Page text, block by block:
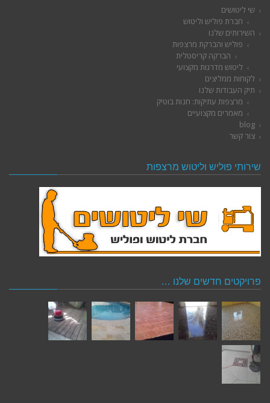
שי ליטושים
חברת פוליש וליטוש
השירותים שלנו
פוליש והברקת מרצפות
הברקה קריסטלית
ליטוש מדרגות מקצועי
לקוחות ממליצים
תיק העבודות שלנו
מרצפות עתיקות: חנות בוטיק
מאמרים מקצועיים
blog
צור קשר
שירותי פוליש וליטוש מרצפות
פרויקטים חדשים שלנו …